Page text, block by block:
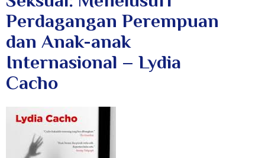
Perdagangan Perempuan
dan Anak-anak
Internasional – Lydia
Cacho